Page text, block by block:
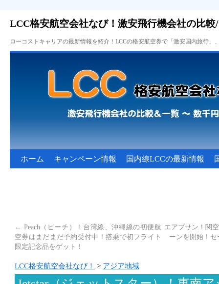
LCC格安航空会社なび！激安飛行機会社の比較
ローコストキャリアの最新情報を紹介！LCCの格安航空券で「激安国内旅行
ホーム キャンペーン情報 国内線LCCの最新情報
← Peach（ピーチ）！台湾線、沖縄線の初便航
空券はまだまだ予約受付中！搭乗で初フライト
限定記念品をゲット！
エアプサン！関
ーンを開始！
LCC格安航空会社なび！ > アジア地域